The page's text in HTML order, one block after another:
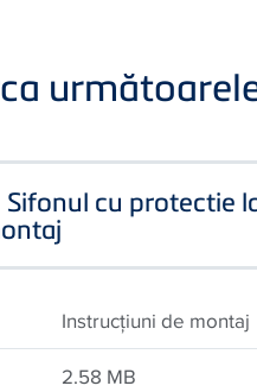
cu protectie
Instrucţiuni de montaj
2.58 MB